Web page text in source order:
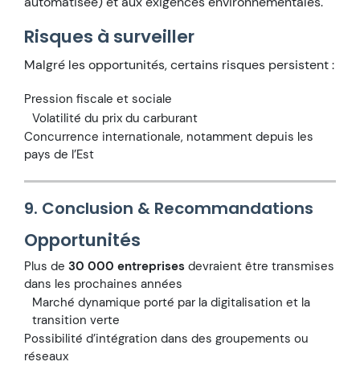
Risques à surveiller
Malgré les opportunités, certains risques persistent :
Pression fiscale et sociale
Volatilité du prix du carburant
Concurrence internationale, notamment depuis les
pays de l’Est
9. Conclusion & Recommandations
Opportunités
Plus de 30 000 entreprises devraient être transmises
dans les prochaines années
Marché dynamique porté par la digitalisation et la
transition verte
Possibilité d’intégration dans des groupements ou
réseaux